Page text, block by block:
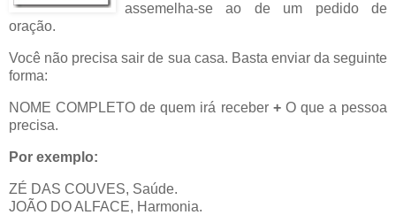
assemelha-se ao de um pedido de
oração.
Você não precisa sair de sua casa. Basta enviar da seguinte
forma:
NOME COMPLETO de quem irá receber + O que a pessoa
precisa.
Por exemplo:
ZÉ DAS COUVES, Saúde.
JOÃO DO ALFACE, Harmonia.